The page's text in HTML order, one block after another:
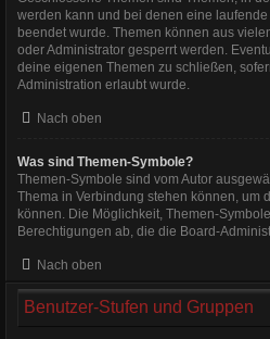
werden kann und bei denen eine laufende
beendet wurde. Themen können aus
oder Administrator gesperrt werden.
deine eigenen Themen zu schließen,
Administration erlaubt wurde.
Nach oben
Was sind Themen-Symbole?
Themen-Symbole sind vom Autor
Thema in Verbindung stehen können, um
können. Die Möglichkeit, Themen-
Berechtigungen ab, die die Board-
Nach oben
Benutzer-Stufen und Gruppen